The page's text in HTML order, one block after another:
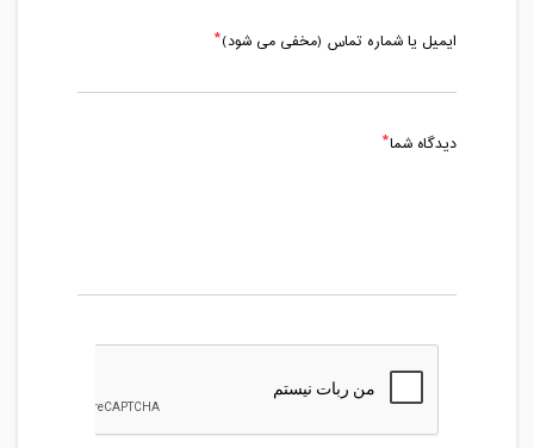
ایمیل یا شماره تماس (مخفی می شود)
دیدگاه شما